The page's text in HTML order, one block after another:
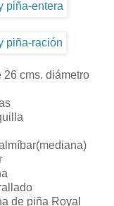
26 cms. diámetro
de piña Royal